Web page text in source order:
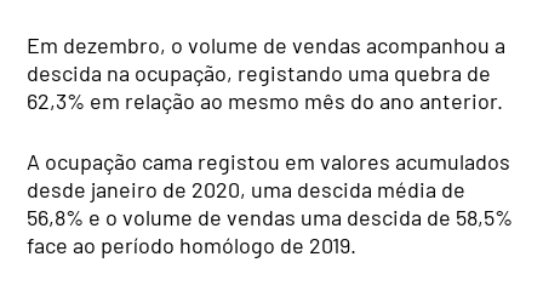
Em dezembro, o volume de vendas acompanhou a
descida na ocupação, registando uma quebra de
62,3% em relação ao mesmo mês do ano anterior.
A ocupação cama registou em valores acumulados
desde janeiro de 2020, uma descida média de
56,8% e o volume de vendas uma descida de 58,5%
face ao período homólogo de 2019.